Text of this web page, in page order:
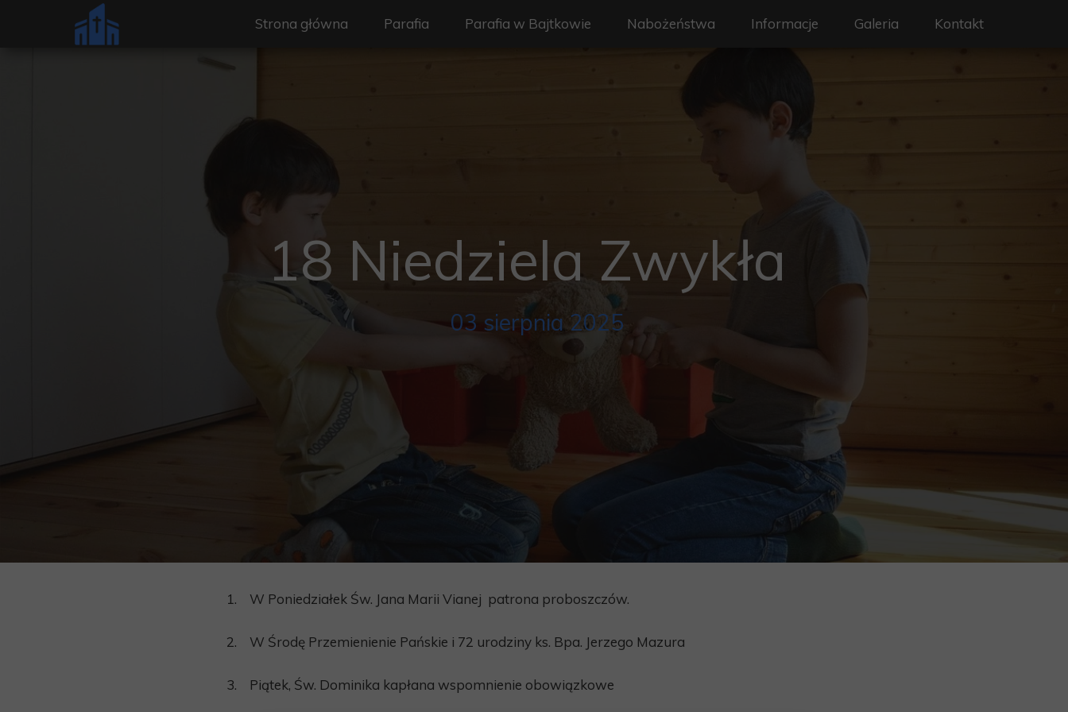
Strona główna Parafia Parafia w Bajtkowie Nabożeństwa Informacje
Dokumenty potrzebne przy sakramentach
Standardy Ochrony
Galeria Kontakt
18 Niedziela Zwykła
03 sierpnia 2025
1. W Poniedziałek Św. Jana Marii Vianej patrona proboszczów.
2. W Środę Przemienienie Pańskie i 72 urodziny ks. Bpa. Jerzego Mazura
3. Piątek, Św. Dominika kapłana wspomnienie obowiązkowe